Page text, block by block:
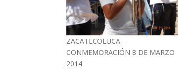
ZACATECOLUCA -
CONMEMORACIÓN 8 DE MARZO
2014